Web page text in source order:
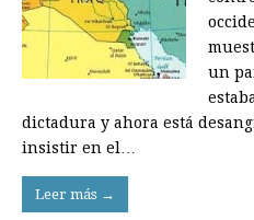
un
dictadura y ahora está
insistir en el…
Leer más →